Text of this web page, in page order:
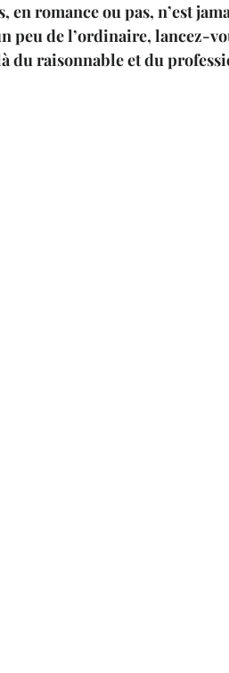
romance ou pas, n’est
peu de l’ordinaire, lancez-
du raisonnable et du